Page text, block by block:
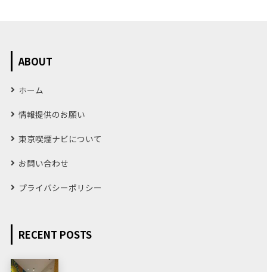
ABOUT
ホーム
情報提供のお願い
東京喫煙ナビについて
お問い合わせ
プライバシーポリシー
RECENT POSTS